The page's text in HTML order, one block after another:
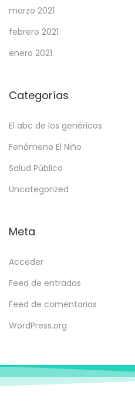
marzo 2021
febrero 2021
enero 2021
Categorías
El abc de los genéricos
Fenómeno El Niño
Salud Pública
Uncategorized
Meta
Acceder
Feed de entradas
Feed de comentarios
WordPress.org